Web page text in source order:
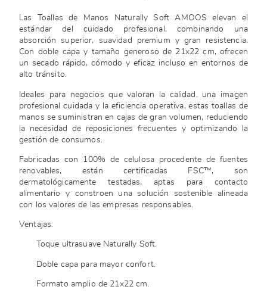
Las Toallas de Manos Naturally Soft AMOOS elevan el
estándar del cuidado profesional, combinando una
absorción superior, suavidad premium y gran resistencia.
Con doble capa y tamaño generoso de 21x22 cm, ofrecen
un secado rápido, cómodo y eficaz incluso en entornos de
alto tránsito.
Ideales para negocios que valoran la calidad, una imagen
profesional cuidada y la eficiencia operativa, estas toallas de
manos se suministran en cajas de gran volumen, reduciendo
la necesidad de reposiciones frecuentes y optimizando la
gestión de consumos.
Fabricadas con 100% de celulosa procedente de fuentes
renovables, están certificadas FSC™, son
dermatológicamente testadas, aptas para contacto
alimentario y constroen una solución sostenible alineada
con los valores de las empresas responsables.
Ventajas:
Toque ultrasuave Naturally Soft.
Doble capa para mayor confort.
Formato amplio de 21x22 cm.